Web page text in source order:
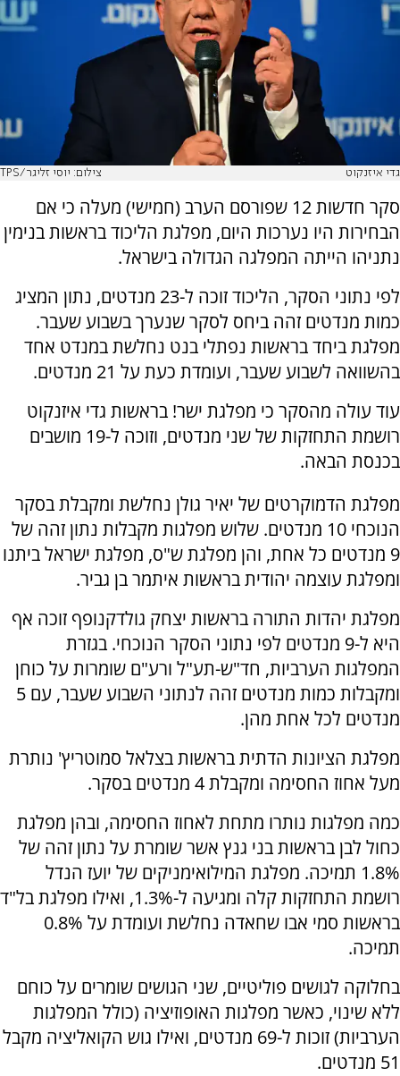
גדי איזנקוט צילום: יוסי זליגר/TPS
סקר חדשות 12 שפורסם הערב (חמישי) מעלה כי אם
הבחירות היו נערכות היום, מפלגת הליכוד בראשות בנימין
נתניהו הייתה המפלגה הגדולה בישראל.
לפי נתוני הסקר, הליכוד זוכה ל-23 מנדטים, נתון המציג
כמות מנדטים זהה ביחס לסקר שנערך בשבוע שעבר.
מפלגת ביחד בראשות נפתלי בנט נחלשת במנדט אחד
בהשוואה לשבוע שעבר, ועומדת כעת על 21 מנדטים.
עוד עולה מהסקר כי מפלגת ישר! בראשות גדי איזנקוט
רושמת התחזקות של שני מנדטים, וזוכה ל-19 מושבים
בכנסת הבאה.
מפלגת הדמוקרטים של יאיר גולן נחלשת ומקבלת בסקר
הנוכחי 10 מנדטים. שלוש מפלגות מקבלות נתון זהה של
9 מנדטים כל אחת, והן מפלגת ש"ס, מפלגת ישראל ביתנו
ומפלגת עוצמה יהודית בראשות איתמר בן גביר.
מפלגת יהדות התורה בראשות יצחק גולדקנופף זוכה אף
היא ל-9 מנדטים לפי נתוני הסקר הנוכחי. בגזרת
המפלגות הערביות, חד"ש-תע"ל ורע"ם שומרות על כוחן
ומקבלות כמות מנדטים זהה לנתוני השבוע שעבר, עם 5
מנדטים לכל אחת מהן.
מפלגת הציונות הדתית בראשות בצלאל סמוטריץ' נותרת
מעל אחוז החסימה ומקבלת 4 מנדטים בסקר.
כמה מפלגות נותרו מתחת לאחוז החסימה, ובהן מפלגת
כחול לבן בראשות בני גנץ אשר שומרת על נתון זהה של
1.8% תמיכה. מפלגת המילואימניקים של יועז הנדל
רושמת התחזקות קלה ומגיעה ל-1.3%, ואילו מפלגת בל"ד
בראשות סמי אבו שחאדה נחלשת ועומדת על 0.8%
תמיכה.
בחלוקה לגושים פוליטיים, שני הגושים שומרים על כוחם
ללא שינוי, כאשר מפלגות האופוזיציה (כולל המפלגות
הערביות) זוכות ל-69 מנדטים, ואילו גוש הקואליציה מקבל
51 מנדטים.